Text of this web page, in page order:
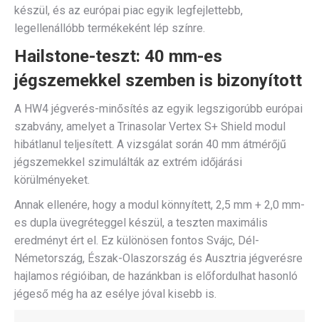
készül, és az európai piac egyik legfejlettebb,
legellenállóbb termékeként lép színre.
Hailstone-teszt: 40 mm-es
jégszemekkel szemben is bizonyított
A HW4 jégverés-minősítés az egyik legszigorúbb európai
szabvány, amelyet a Trinasolar Vertex S+ Shield modul
hibátlanul teljesített. A vizsgálat során 40 mm átmérőjű
jégszemekkel szimulálták az extrém időjárási
körülményeket.
Annak ellenére, hogy a modul könnyített, 2,5 mm + 2,0 mm-
es dupla üvegréteggel készül, a teszten maximális
eredményt ért el. Ez különösen fontos Svájc, Dél-
Németország, Észak-Olaszország és Ausztria jégverésre
hajlamos régióiban, de hazánkban is előfordulhat hasonló
jégeső még ha az esélye jóval kisebb is.